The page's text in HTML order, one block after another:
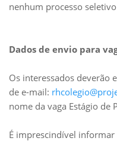
nenhum processo seletivo
Dados de envio para
Os interessados deverão
de e-mail:
nome da vaga Estágio de
É imprescindível